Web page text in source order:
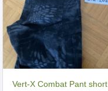
Vert-X Combat Pant short